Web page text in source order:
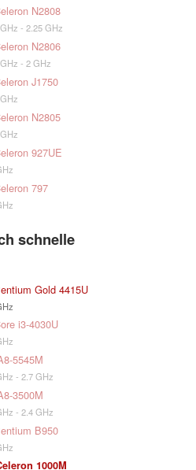
N2808
- 2.25 GHz
N2806
- 2 GHz
J1750
N2805
927UE
797
schnelle
Gold 4415U
i3-4030U
5545M
- 2.7 GHz
3500M
- 2.4 GHz
B950
1000M